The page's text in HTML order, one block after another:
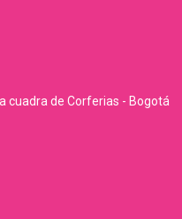
cuadra de Corferias - Bogotá